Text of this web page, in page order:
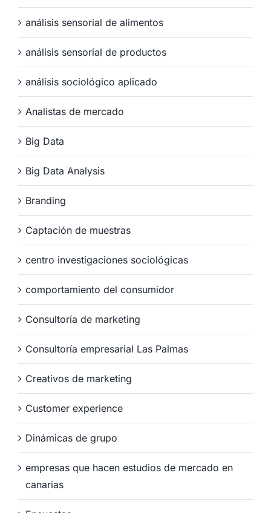
análisis sensorial de alimentos
análisis sensorial de productos
análisis sociológico aplicado
Analistas de mercado
Big Data
Big Data Analysis
Branding
Captación de muestras
centro investigaciones sociológicas
comportamiento del consumidor
Consultoría de marketing
Consultoría empresarial Las Palmas
Creativos de marketing
Customer experience
Dinámicas de grupo
empresas que hacen estudios de mercado en
canarias